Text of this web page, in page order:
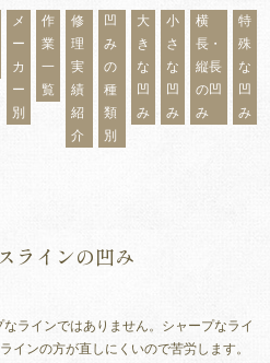
メ
ー
カ
ー
別
作
業
一
覧
修
理
実
績
紹
介
凹
み
の
種
類
別
大
き
な
凹
み
小
さ
な
凹
み
横
長・
縦長
の凹
み
特
殊
な
凹
み
ラインの凹み
ラインではありません。シャープなライ
インの方が直しにくいので苦労します。